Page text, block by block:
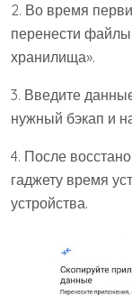
2. Во время
перенести файлы
хранилища».
3. Введите
нужный бэкап и
4. После
гаджету время
устройства.